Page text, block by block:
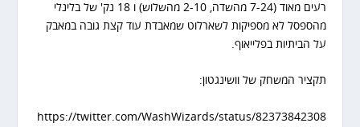
רעים מאוד (7-24 מהשדה, 2-10 מהשלוש) ו 18 נק' של בלינלי
מהספסל לא מספיקות לשארלוט שמאבדת עוד קצת גובה במאבק
על הביתיות בפלייאוף.
תקציר המשחק של וושינגטון:
https://twitter.com/WashWizards/status/82373842308